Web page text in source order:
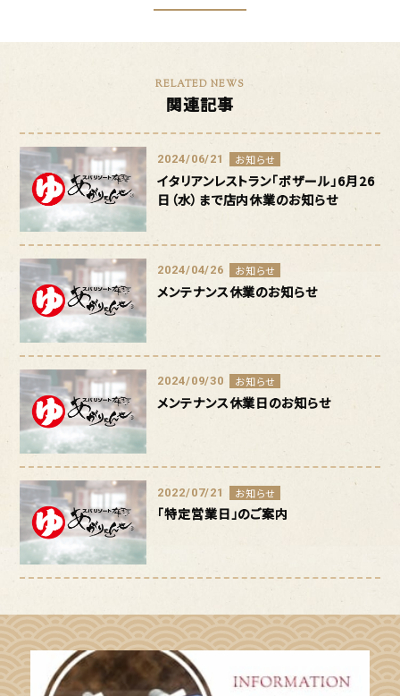
RELATED NEWS
関連記事
2024/06/21 お知らせ
イタリアンレストラン「ボザール」6月26
日（水）まで店内休業のお知らせ
2024/04/26 お知らせ
メンテナンス休業のお知らせ
2024/09/30 お知らせ
メンテナンス休業日のお知らせ
2022/07/21 お知らせ
「特定営業日」のご案内